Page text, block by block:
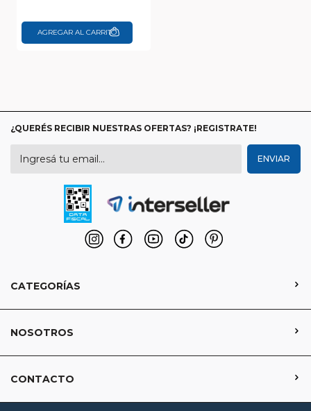
¿QUERÉS RECIBIR NUESTRAS OFERTAS? ¡REGISTRATE!
CATEGORÍAS
NOSOTROS
CONTACTO